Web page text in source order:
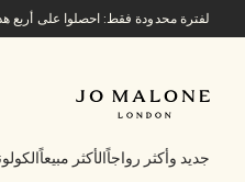
لفترة محدودة فقط: احصلوا على أربع هدايا مصغّرة
جديد وأكثر رواجاً الأكثر مبيعاً